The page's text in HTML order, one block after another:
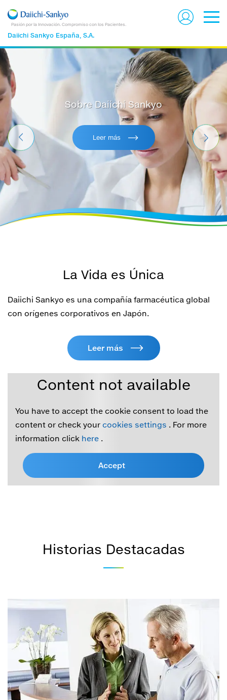
Pasión por la Innovación. Compromiso con los Pacientes.
Daiichi Sankyo España, S.A.
Sobre Daiichi Sankyo
Leer más
La Vida es Única
Daiichi Sankyo es una compañía farmacéutica global
con orígenes corporativos en Japón.
Leer más
Content not available
You have to accept the cookie consent to load the
content or check your cookies settings . For more
information click here .
Accept
Historias Destacadas